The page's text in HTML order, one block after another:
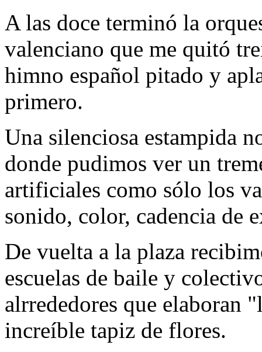
A las doce terminó la
valenciano que me quitó
himno español pitado y
primero.
Una silenciosa estampida
donde pudimos ver un
artificiales como sólo los
sonido, color, cadencia de
De vuelta a la plaza
escuelas de baile y
alrrededores que elaboran
increíble tapiz de flores.